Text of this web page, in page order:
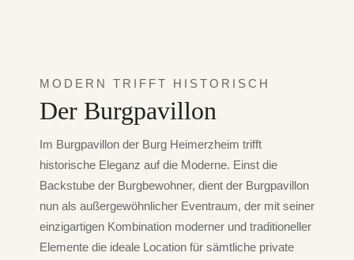
MODERN TRIFFT HISTORISCH
Der Burgpavillon
Im Burgpavillon der Burg Heimerzheim trifft
historische Eleganz auf die Moderne. Einst die
Backstube der Burgbewohner, dient der Burgpavillon
nun als außergewöhnlicher Eventraum, der mit seiner
einzigartigen Kombination moderner und traditioneller
Elemente die ideale Location für sämtliche private